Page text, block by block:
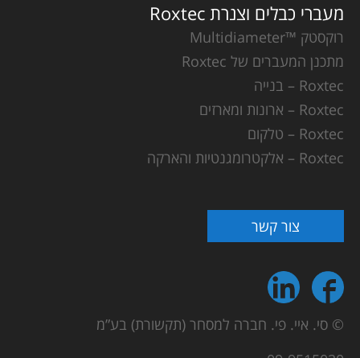
מעברי כבלים וצנרת Roxtec
רוקסטק ™Multidiameter
מתכנן המעברים של Roxtec
Roxtec – בנייה
Roxtec – ארונות ומארזים
Roxtec – טלקום
Roxtec – אלקטרומגנטיות והארקה
צור קשר
© סי. איי. פי. חברה למסחר (תקשורת) בע”מ